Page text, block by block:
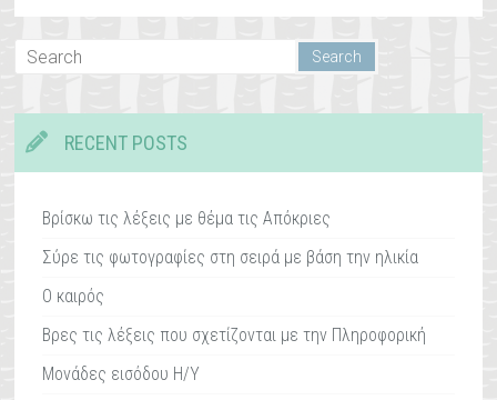
RECENT POSTS
Βρίσκω τις λέξεις με θέμα τις Απόκριες
Σύρε τις φωτογραφίες στη σειρά με βάση την ηλικία
Ο καιρός
Βρες τις λέξεις που σχετίζονται με την Πληροφορική
Μονάδες εισόδου Η/Υ